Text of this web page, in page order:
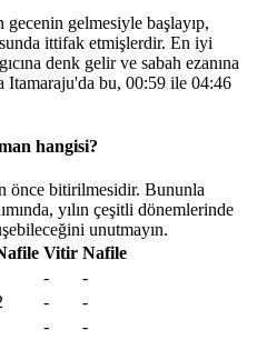
gelmesiyle başlayıp,
ittifak etmişlerdir. En iyi
denk gelir ve sabah ezanına
Itamaraju'da bu, 00:59 ile 04:46
hangisi?
önce bitirilmesidir. Bununla
yılın çeşitli dönemlerinde
unutmayın.
Vitir Nafile
-
-
-
-
-
-